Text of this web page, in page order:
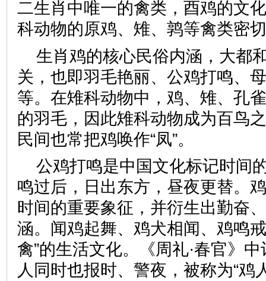
二生肖中唯一的禽类，酉鸡的文
科动物的原鸡、雉、鹑等禽类密
生肖鸡的核心民俗内涵，大都
关，也即羽毛艳丽、公鸡打鸣、
等。在雉科动物中，鸡、雉、孔
的羽毛，因此雉科动物成为百鸟
民间也常把鸡唤作“凤”。
公鸡打鸣是中国文化标记时间
鸣过后，日出东方，昼夜更替。
时间的重要象征，并衍生出勤奋
涵。闻鸡起舞、鸡犬相闻、鸡鸣
禽”的生活文化。《周礼·春官》
人同时也报时、警夜，被称为“鸡